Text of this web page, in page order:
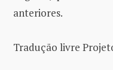
anteriores.
Tradução livre